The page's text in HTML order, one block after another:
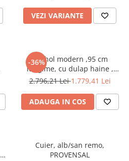
VEZI VARIANTE
-36%
Set hol modern ,95 cm
lungime, cu dulap haine ,
pantofar si panouri tapitate
Bortis
2.796,21 Lei1.779,41 Lei
ADAUGA IN COS
Cuier, alb/san remo,
PROVENSAL